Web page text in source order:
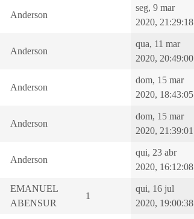
Anderson
seg, 9 mar
2020, 21:29:18
Anderson
qua, 11 mar
2020, 20:49:00
Anderson
dom, 15 mar
2020, 18:43:05
Anderson
dom, 15 mar
2020, 21:39:01
Anderson
qui, 23 abr
2020, 16:12:08
EMANUEL
ABENSUR
1
qui, 16 jul
2020, 19:00:38